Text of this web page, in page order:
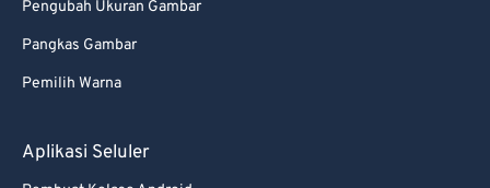
Pengubah Ukuran Gambar
Pangkas Gambar
Pemilih Warna
Aplikasi Seluler